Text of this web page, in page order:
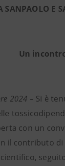
SANPAOLO E
Un
2024 – Si è
con un
il contributo